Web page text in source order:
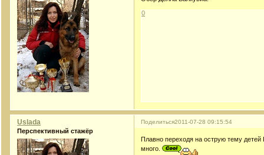
0
Поделиться2011-07-28 09:15:54
Uslada
Перспективный стажёр
Плавно переходя на острую тему
много.